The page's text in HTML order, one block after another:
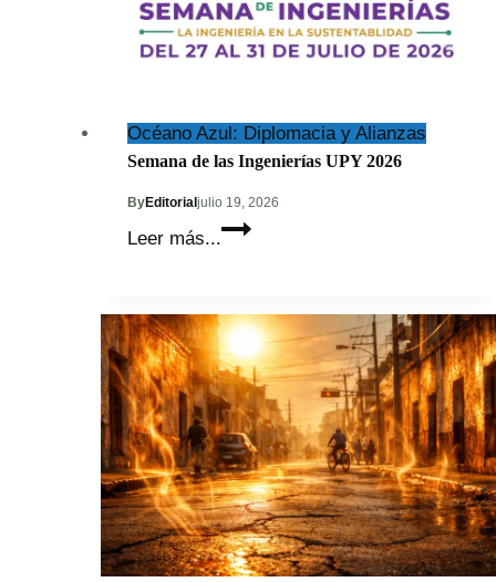
Océano Azul: Diplomacia y Alianzas
Semana de las Ingenierías UPY 2026
ByEditorialjulio 19, 2026
Leer más...
Semana
Ingenierías
UPY
2026